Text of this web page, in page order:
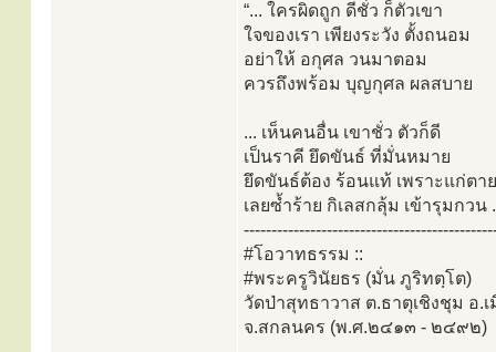
“... ใครผิดถูก ดีชั่ว ก็ตัวเขา
ใจของเรา เพียงระวัง ตั้งถนอม
อย่าให้ อกุศล วนมาตอม
ควรถึงพร้อม บุญกุศล ผลสบาย
... เห็นคนอื่น เขาชั่ว ตัวก็ดี
เป็นราคี ยึดขันธ์ ที่มั่นหมาย
ยึดขันธ์ต้อง ร้อนแท้ เพราะแก่ตาย
เลยซ้ำร้าย กิเลสกลุ้ม เข้ารุมกวน
#โอวาทธรรม ::
#พระครูวินัยธร (มั่น ภูริทตฺโต)
วัดป่าสุทธาวาส ต.ธาตุเชิงชุม อ.เ
จ.สกลนคร (พ.ศ.๒๔๑๓ - ๒๔๙๒)